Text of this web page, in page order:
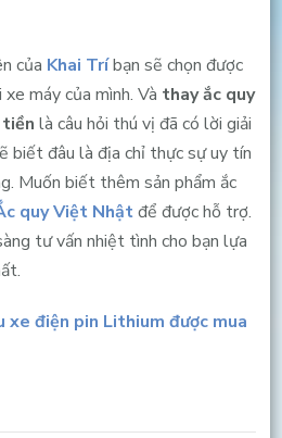
của Khai Tríbạn sẽ chọn được
máy của mình. Và thay ắc quy
là câu hỏi thú vị đã có lời giải
biết đâu là địa chỉ thực sự uy tín
Muốn biết thêm sản phẩm ắc
quy Việt Nhậtđể được hỗ trợ.
tư vấn nhiệt tình cho bạn lựa
xe điện pin Lithium được mua